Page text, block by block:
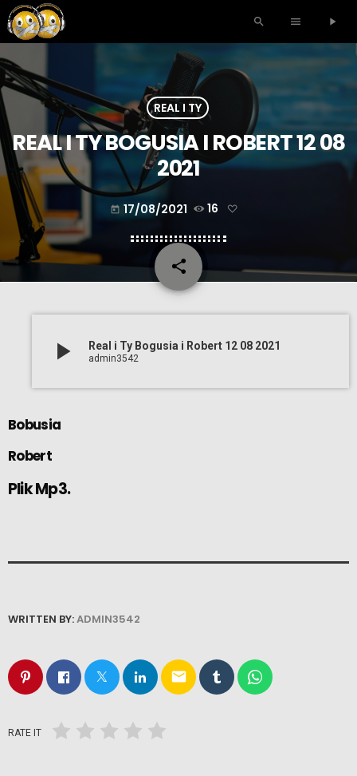
search menu play_arrow
REAL I TY
REAL I TY BOGUSIA I ROBERT 12 08
2021
today 17/08/2021 16
share
email
play_arrow Real i Ty Bogusia i Robert 12 08 2021
admin3542
Bobusia
Robert
Plik Mp3.
WRITTEN BY:ADMIN3542
email
RATE IT